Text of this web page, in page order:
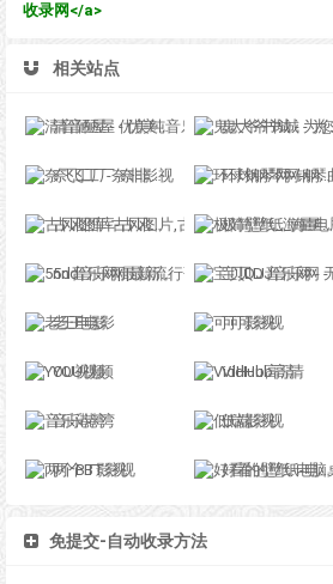
收录网</a>
相关站点
清音陋屋 - 优美纯音乐精美散文分享网站 鬼大爷书城 - 为您免费提供在线阅读服务
奈飞工厂-奈非影视 环球钢琴网-钢琴曲-钢琴谱-钢琴入门-钢琴考级
古风图库-古风图片,古风写真,古风摄影,古风素材,古风手绘,古风插画,古风水墨 极简壁纸_海量电脑桌面壁纸美图_4K超高清_最潮壁纸网站
5nd音乐网|最新流行歌曲|MP3歌曲免费下载|好听的歌|音乐下载 免费听mp3音乐 宝贝DJ音乐网 - 无损高品质DJ舞曲分享,音质最好的DJ免费下载网站
老王电影 可可影视
YOU视频 VidHub高清
音乐港湾 低端影视
两个BT影视 好看的壁纸-电脑桌面壁纸图片_高清手机壁纸-qq壁纸网
免提交-自动收录方法